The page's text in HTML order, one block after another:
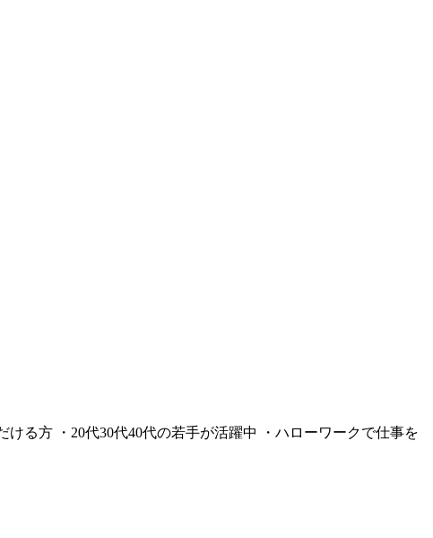
る方 ・20代30代40代の若手が活躍中 ・ハローワークで仕事を